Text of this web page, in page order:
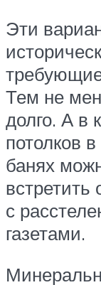
Эти
Тем не
долго. А в
потолков
банях
встретить
с
газетами.